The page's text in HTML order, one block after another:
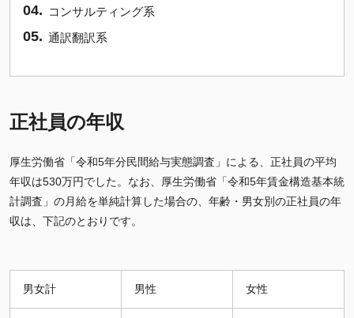
コンサルティング系
通訳翻訳系
正社員の年収
厚生労働省「令和5年分民間給与実態調査」による、正社員の平均
年収は530万円でした。なお、厚生労働省「令和5年賃金構造基本統
計調査」の月給を単純計算した場合の、年齢・男女別の正社員の年
収は、下記のとおりです。
男女計 男性 女性